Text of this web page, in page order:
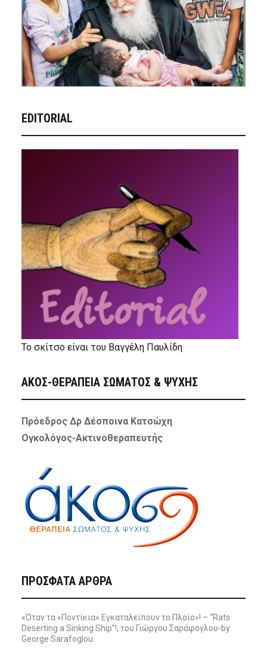
EDITORIAL
Το σκίτσο είναι του Βαγγέλη Παυλίδη
ΑΚΟΣ-ΘΕΡΑΠΕΙΑ ΣΩΜΑΤΟΣ & ΨΥΧΗΣ
Πρόεδρος Δρ Δέσποινα Κατσώχη
Ογκολόγος-Ακτινοθεραπευτής
ΠΡΌΣΦΑΤΑ ΆΡΘΡΑ
«Όταν τα «Ποντίκια» Εγκαταλείπουν το Πλοίο»! – “Rats
Deserting a Sinking Ship”!, του Γιώργου Σαράφογλου-by
George Sarafoglou